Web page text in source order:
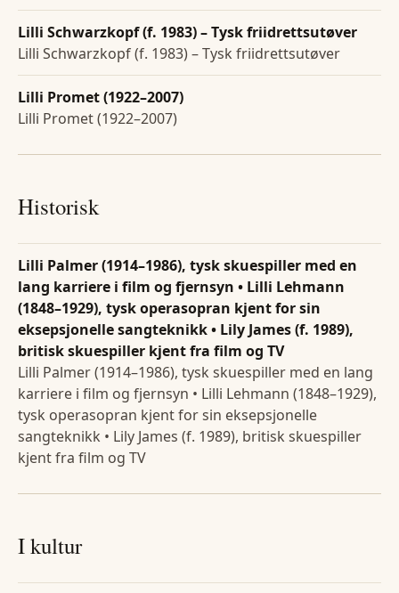
Lilli Schwarzkopf (f. 1983) – Tysk friidrettsutøver
Lilli Schwarzkopf (f. 1983) – Tysk friidrettsutøver
Lilli Promet (1922–2007)
Lilli Promet (1922–2007)
Historisk
Lilli Palmer (1914–1986), tysk skuespiller med en
lang karriere i film og fjernsyn • Lilli Lehmann
(1848–1929), tysk operasopran kjent for sin
eksepsjonelle sangteknikk • Lily James (f. 1989),
britisk skuespiller kjent fra film og TV
Lilli Palmer (1914–1986), tysk skuespiller med en lang
karriere i film og fjernsyn • Lilli Lehmann (1848–1929),
tysk operasopran kjent for sin eksepsjonelle
sangteknikk • Lily James (f. 1989), britisk skuespiller
kjent fra film og TV
I kultur